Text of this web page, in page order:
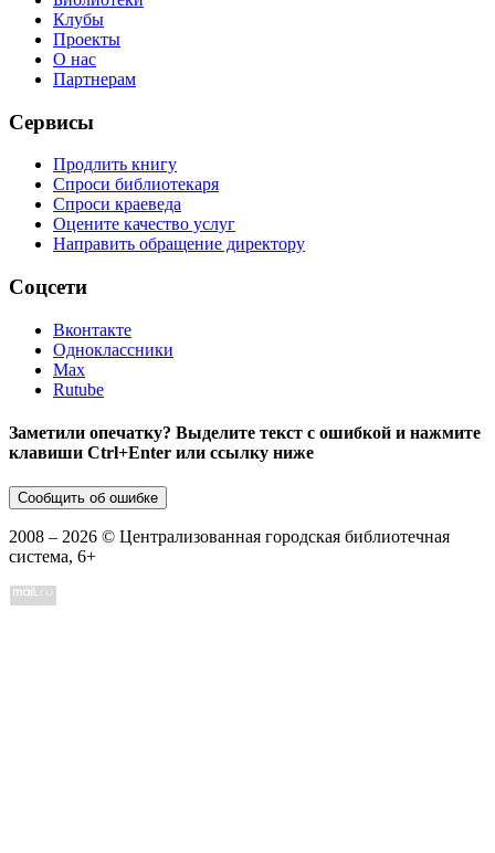
Клубы
Проекты
О нас
Партнерам
Сервисы
Продлить книгу
Спроси библиотекаря
Спроси краеведа
Оцените качество услуг
Направить обращение директору
Соцсети
Вконтакте
Одноклассники
Max
Rutube
Заметили опечатку? Выделите текст с ошибкой и нажмите
клавиши Ctrl+Enter или ссылку ниже
Сообщить об ошибке
2008 – 2026 © Централизованная городская библиотечная
система, 6+